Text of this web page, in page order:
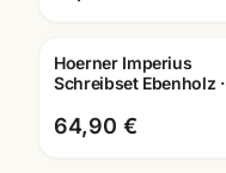
Groesse
Gravur
Hoerner Imperius
Schreibset Ebenholz ·
mit Lasergravur
64,90 €